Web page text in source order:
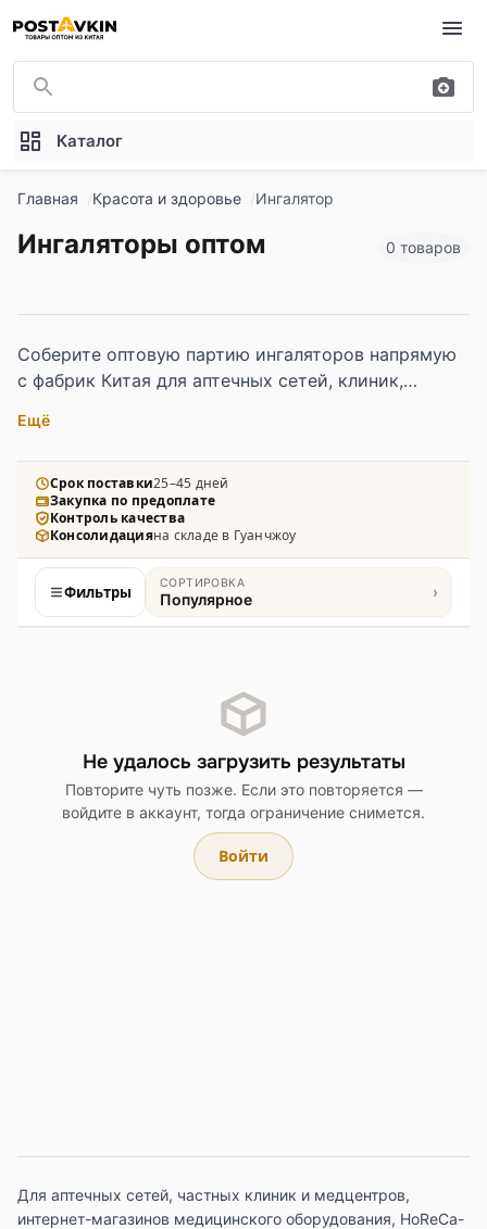
Перейти к основному содержимому
Каталог
Главная Красота и здоровье Ингалятор
Ингаляторы оптом 0 товаров
Соберите оптовую партию ингаляторов напрямую
с фабрик Китая для аптечных сетей, клиник,
здоровья. Ультразвуковые и компрессорные
модели, детские и взрослые версии, с разными
типами масок и насадок.
Ещё
Срок поставки25–45 дней
Закупка по предоплате
Контроль качества
Консолидацияна складе в Гуанчжоу
Фильтры СОРТИРОВКА
Популярное ›
Не удалось загрузить результаты
Повторите чуть позже. Если это повторяется —
войдите в аккаунт, тогда ограничение снимется.
Войти
Для аптечных сетей, частных клиник и медцентров,
интернет-магазинов медицинского оборудования, HoReCa-